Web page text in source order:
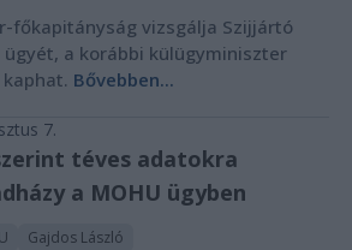
főkapitányság vizsgálja Szijjártó
a korábbi külügyminiszter
Bővebben...
7.
téves adatokra
a MOHU ügyben
Gajdos László